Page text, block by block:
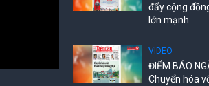
đẩy cộng
lớn mạnh
VIDEO
ĐIỂM BÁO
Chuyển hóa